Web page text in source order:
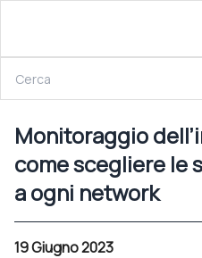
Monitoraggio
come scegliere le
a ogni network
19 Giugno 2023